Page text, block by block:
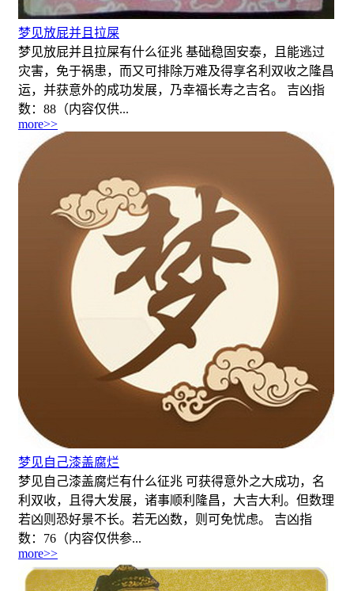
梦见放屁并且拉屎
梦见放屁并且拉屎有什么征兆 基础稳固安泰，且能逃过
灾害，免于祸患，而又可排除万难及得享名利双收之隆昌
运，并获意外的成功发展，乃幸福长寿之吉名。 吉凶指
数：88（内容仅供...
more>>
梦见自己漆盖腐烂
梦见自己漆盖腐烂有什么征兆 可获得意外之大成功，名
利双收，且得大发展，诸事顺利隆昌，大吉大利。但数理
若凶则恐好景不长。若无凶数，则可免忧虑。 吉凶指
数：76（内容仅供参...
more>>